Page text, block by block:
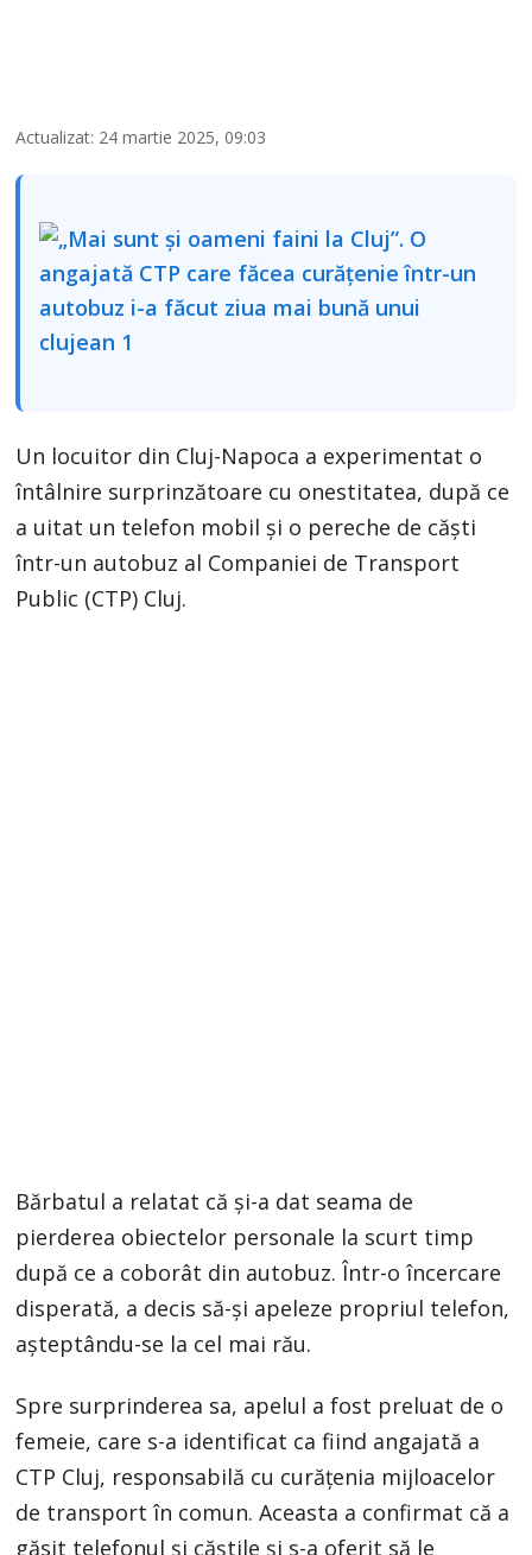
Actualizat: 24 martie 2025, 09:03
Un locuitor din Cluj-Napoca a experimentat o
întâlnire surprinzătoare cu onestitatea, după ce
a uitat un telefon mobil și o pereche de căști
într-un autobuz al Companiei de Transport
Public (CTP) Cluj.
Bărbatul a relatat că și-a dat seama de
pierderea obiectelor personale la scurt timp
după ce a coborât din autobuz. Într-o încercare
disperată, a decis să-și apeleze propriul telefon,
așteptându-se la cel mai rău.
Spre surprinderea sa, apelul a fost preluat de o
femeie, care s-a identificat ca fiind angajată a
CTP Cluj, responsabilă cu curățenia mijloacelor
de transport în comun. Aceasta a confirmat că a
găsit telefonul și căștile și s-a oferit să le